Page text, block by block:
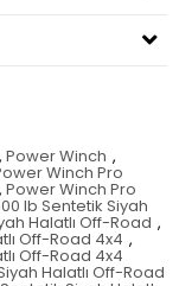
, Power Winch ,
Winch Pro
, Power Winch Pro
lb Sentetik Siyah
Halatlı Off-Road ,
Off-Road 4x4 ,
Off-Road 4x4
Halatlı Off-Road